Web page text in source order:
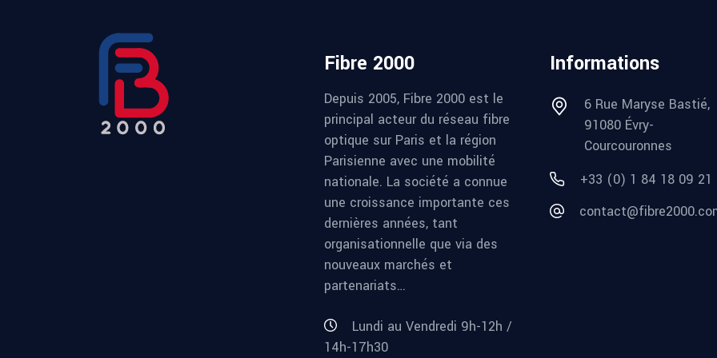
Fibre 2000
Depuis 2005, Fibre 2000 est le
principal acteur du réseau fibre
optique sur Paris et la région
Parisienne avec une mobilité
nationale. La société a connue
une croissance importante ces
dernières années, tant
organisationnelle que via des
nouveaux marchés et
partenariats…
Lundi au Vendredi 9h-12h /
14h-17h30
Informations
6 Rue Maryse Bastié,
91080 Évry-
Courcouronnes
+33 (0) 1 84 18 09 21